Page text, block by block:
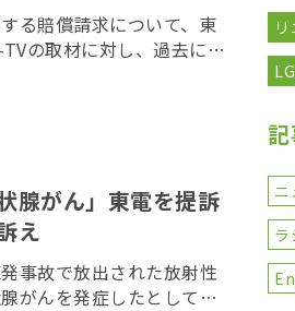
る賠償請求について、東
の取材に対し、過去にも
んでいた男女６人が […]
腺がん」東電を提訴
え
事故で放出された放射性
がんを発症したとして、
ニ
ラ